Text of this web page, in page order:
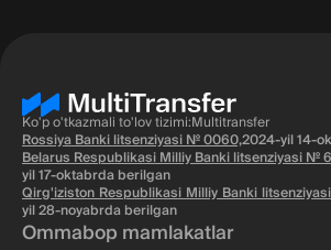
Ko'p o'tkazmali to'lov tizimi:Multitransfer
Rossiya Banki litsenziyasi № 0060,2024-yil 14-
Belarus Respublikasi Milliy Banki litsenziyasi №
yil 17-oktabrda berilgan
Qirg'iziston Respublikasi Milliy Banki
yil 28-noyabrda berilgan
Ommabop mamlakatlar